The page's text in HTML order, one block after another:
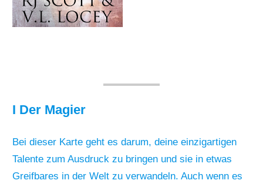
I Der Magier
Bei dieser Karte geht es darum, deine einzigartigen
Talente zum Ausdruck zu bringen und sie in etwas
Greifbares in der Welt zu verwandeln. Auch wenn es